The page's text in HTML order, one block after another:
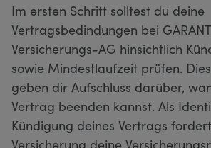
Im ersten Schritt solltest du deine
Vertragsbedindungen bei
Versicherungs-AG hinsichtlich
sowie Mindestlaufzeit prüfen.
geben dir Aufschluss darüber,
Vertrag beenden kannst. Als
Kündigung deines Vertrags fordert
Versicherung deine